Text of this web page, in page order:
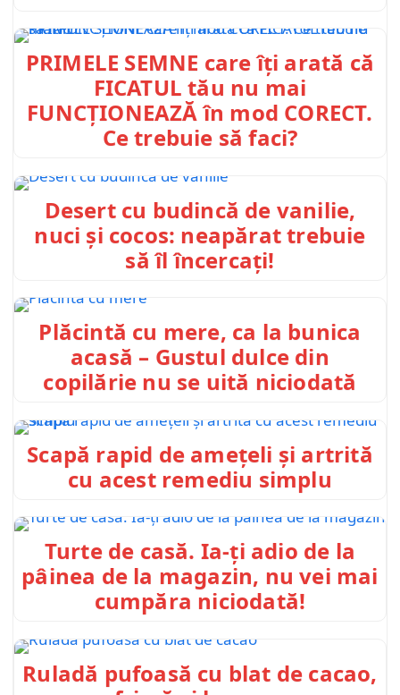
PRIMELE SEMNE care îți arată că
FICATUL tău nu mai
FUNCȚIONEAZĂ în mod CORECT.
Ce trebuie să faci?
Desert cu budincă de vanilie,
nuci și cocos: neapărat trebuie
să îl încercați!
Plăcintă cu mere, ca la bunica
acasă – Gustul dulce din
copilărie nu se uită niciodată
Scapă rapid de amețeli și artrită
cu acest remediu simplu
Turte de casă. Ia-ți adio de la
pâinea de la magazin, nu vei mai
cumpăra niciodată!
Ruladă pufoasă cu blat de cacao,